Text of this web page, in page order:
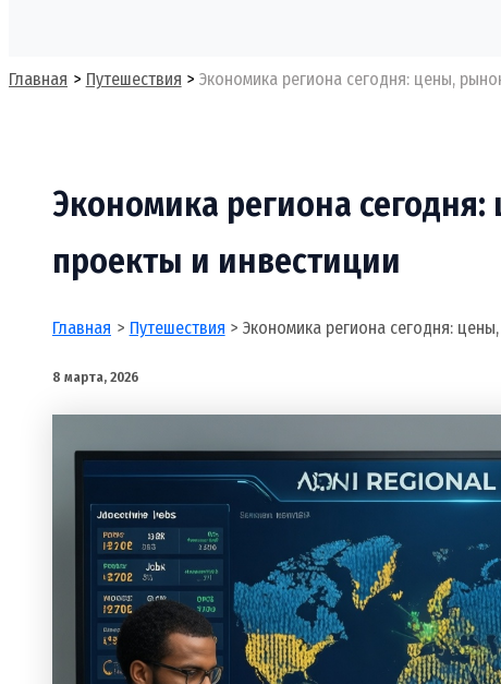
Главная Путешествия Экономика региона сегодня: цены,
Экономика региона
проекты и инвестиции
Главная Путешествия Экономика региона сегодня:
8 марта, 2026